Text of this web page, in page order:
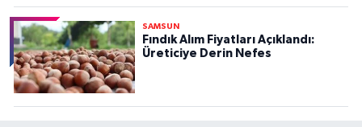
SAMSUN
Fındık Alım Fiyatları Açıklandı:
Üreticiye Derin Nefes